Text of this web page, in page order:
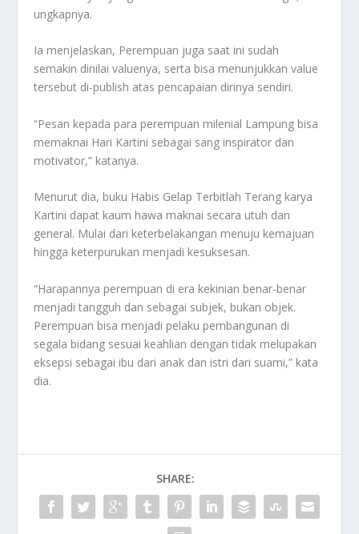
ungkapnya.
Ia menjelaskan, Perempuan juga saat ini sudah
semakin dinilai valuenya, serta bisa menunjukkan value
tersebut di-publish atas pencapaian dirinya sendiri.
“Pesan kepada para perempuan milenial Lampung bisa
memaknai Hari Kartini sebagai sang inspirator dan
motivator,” katanya.
Menurut dia, buku Habis Gelap Terbitlah Terang karya
Kartini dapat kaum hawa maknai secara utuh dan
general. Mulai dari keterbelakangan menuju kemajuan
hingga keterpurukan menjadi kesuksesan.
“Harapannya perempuan di era kekinian benar-benar
menjadi tangguh dan sebagai subjek, bukan objek.
Perempuan bisa menjadi pelaku pembangunan di
segala bidang sesuai keahlian dengan tidak melupakan
eksepsi sebagai ibu dari anak dan istri dari suami,” kata
dia.
SHARE: